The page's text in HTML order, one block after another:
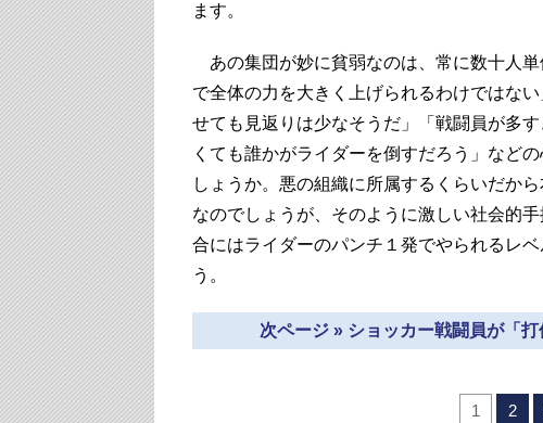
ます。
あの集団が妙に貧弱なのは、常に数十人
で全体の力を大きく上げられるわけではな
せても見返りは少なそうだ」「戦闘員が多
くても誰かがライダーを倒すだろう」など
しょうか。悪の組織に所属するくらいだか
なのでしょうが、そのように激しい社会的
合にはライダーのパンチ１発でやられるレ
う。
次ページ » ショッカー戦闘員が「
1 2